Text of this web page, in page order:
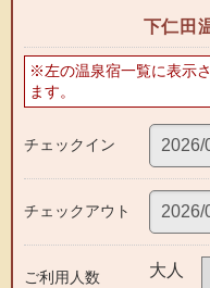
下仁田
※左の温泉宿一覧に表示
ます。
チェックイン
チェックアウト
ご利用人数 大人